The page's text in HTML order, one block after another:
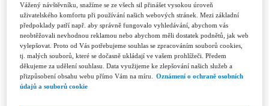
Přílohy a informace
Publikační kritéria
Rubriky
Vzory citací
Recenzní řízení
Etický kodex
Licenční a honorářové podmínky
Redakce
Kontakty
Vážený návštěvníku, snažíme se ze všech sil přinášet vysokou úroveň
uživatelského komfortu při používání našich webových stránek. Mezi základní
předpoklady patří např. aby správně fungovalo vyhledávání, abychom vás
neobtěžovali nevhodnou reklamou nebo abychom měli dostatek podnětů, jak web
vylepšovat. Proto od Vás potřebujeme souhlas se zpracováním souborů cookies,
tj. malých souborů, které se dočasně ukládají ve vašem prohlížeči. Předem
děkujeme za udělení souhlasu. Data využijeme ke zlepšování našich služeb a
přizpůsobení obsahu webu přímo Vám na míru.
Oznámení o ochraně osobních
údajů a souborů cookie